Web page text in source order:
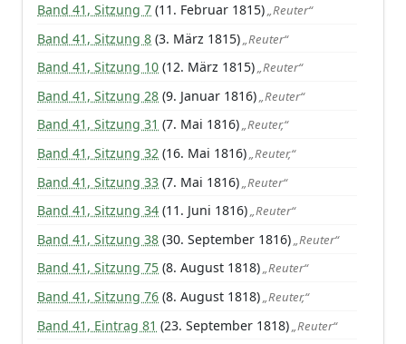
Band 41, Sitzung 7 (11. Februar 1815)„Reuter“
Band 41, Sitzung 8 (3. März 1815)„Reuter“
Band 41, Sitzung 10 (12. März 1815)„Reuter“
Band 41, Sitzung 28 (9. Januar 1816)„Reuter“
Band 41, Sitzung 31 (7. Mai 1816)„Reuter,“
Band 41, Sitzung 32 (16. Mai 1816)„Reuter,“
Band 41, Sitzung 33 (7. Mai 1816)„Reuter“
Band 41, Sitzung 34 (11. Juni 1816)„Reuter“
Band 41, Sitzung 38 (30. September 1816)„Reuter“
Band 41, Sitzung 75 (8. August 1818)„Reuter“
Band 41, Sitzung 76 (8. August 1818)„Reuter,“
Band 41, Eintrag 81 (23. September 1818) „Reuter“